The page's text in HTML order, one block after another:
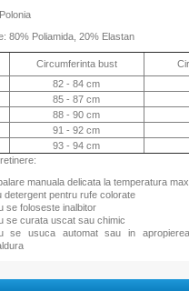
80% Poliamida, 20% Elastan
Circumferinta bust
82 - 84 cm
85 - 87 cm
88 - 90 cm
91 - 92 cm
93 - 94 cm
manuala delicata la temperatura
detergent pentru rufe colorate
se foloseste inalbitor
se curata uscat sau chimic
se usuca automat sau in